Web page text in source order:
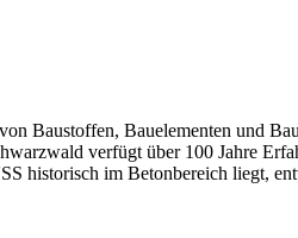
Baustoffen, Bauelementen und
verfügt über 100 Jahre
historisch im Betonbereich liegt,